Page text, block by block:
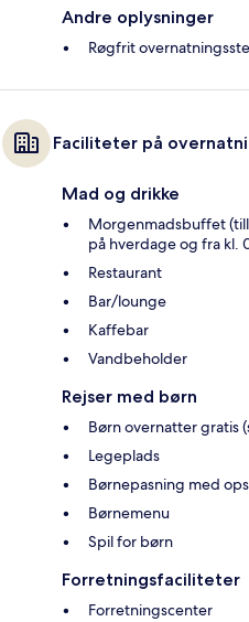
Andre oplysninger
Røgfrit
Faciliteter på
Mad og drikke
Morgenmadsbuffet
på hverdage og fra kl.
Restaurant
Bar/lounge
Kaffebar
Vandbeholder
Rejser med børn
Børn overnatter gratis
Legeplads
Børnepasning med
Børnemenu
Spil for børn
Forretningsfaciliteter
Forretningscenter